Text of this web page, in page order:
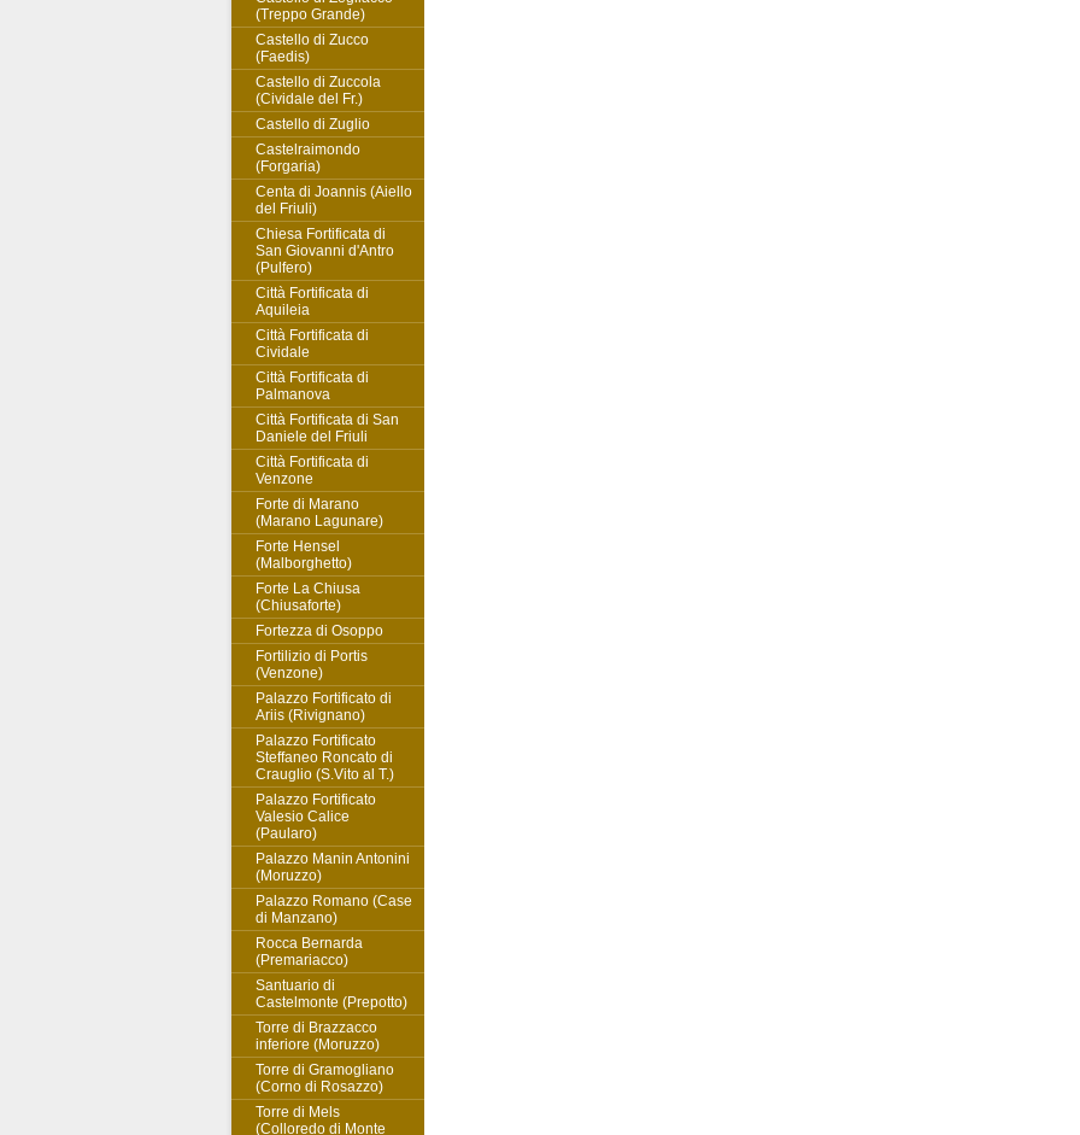
(Treppo Grande)
Castello di Zucco
(Faedis)
Castello di Zuccola
(Cividale del Fr.)
Castello di Zuglio
Castelraimondo
(Forgaria)
Centa di Joannis (Aiello
del Friuli)
Chiesa Fortificata di
San Giovanni d'Antro
(Pulfero)
Città Fortificata di
Aquileia
Città Fortificata di
Cividale
Città Fortificata di
Palmanova
Città Fortificata di San
Daniele del Friuli
Città Fortificata di
Venzone
Forte di Marano
(Marano Lagunare)
Forte Hensel
(Malborghetto)
Forte La Chiusa
(Chiusaforte)
Fortezza di Osoppo
Fortilizio di Portis
(Venzone)
Palazzo Fortificato di
Ariis (Rivignano)
Palazzo Fortificato
Steffaneo Roncato di
Crauglio (S.Vito al T.)
Palazzo Fortificato
Valesio Calice
(Paularo)
Palazzo Manin Antonini
(Moruzzo)
Palazzo Romano (Case
di Manzano)
Rocca Bernarda
(Premariacco)
Santuario di
Castelmonte (Prepotto)
Torre di Brazzacco
inferiore (Moruzzo)
Torre di Gramogliano
(Corno di Rosazzo)
Torre di Mels
(Colloredo di Monte